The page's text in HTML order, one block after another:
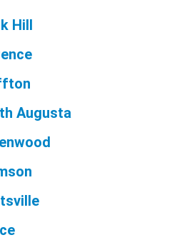
Hill
Augusta